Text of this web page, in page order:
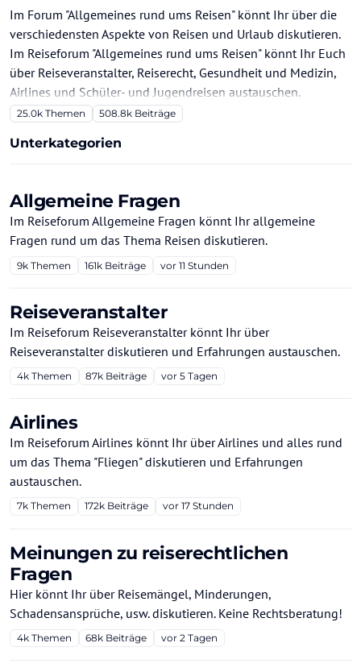
Im Forum "Allgemeines rund ums Reisen" könnt Ihr über die
verschiedensten Aspekte von Reisen und Urlaub diskutieren.
Im Reiseforum "Allgemeines rund ums Reisen" könnt Ihr Euch
über Reiseveranstalter, Reiserecht, Gesundheit und Medizin,
Airlines und Schüler- und Jugendreisen austauschen.
25.0k Themen 508.8k Beiträge
Unterkategorien
Allgemeine Fragen
Im Reiseforum Allgemeine Fragen könnt Ihr allgemeine
Fragen rund um das Thema Reisen diskutieren.
9k Themen 161k Beiträge vor 11 Stunden
Reiseveranstalter
Im Reiseforum Reiseveranstalter könnt Ihr über
Reiseveranstalter diskutieren und Erfahrungen austauschen.
4k Themen 87k Beiträge vor 5 Tagen
Airlines
Im Reiseforum Airlines könnt Ihr über Airlines und alles rund
um das Thema "Fliegen" diskutieren und Erfahrungen
austauschen.
7k Themen 172k Beiträge vor 17 Stunden
Meinungen zu reiserechtlichen
Fragen
Hier könnt Ihr über Reisemängel, Minderungen,
Schadensansprüche, usw. diskutieren. Keine Rechtsberatung!
4k Themen 68k Beiträge vor 2 Tagen